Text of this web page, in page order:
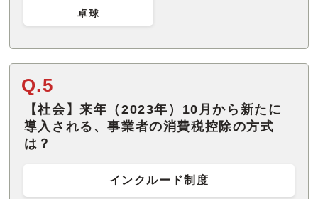
卓球
Q.5
【社会】来年（2023年）10月から新たに
導入される、事業者の消費税控除の方式
は？
インクルード制度